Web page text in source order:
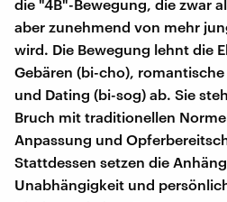
die "4B"-Bewegung, die zwar
aber zunehmend von mehr
wird. Die Bewegung lehnt die
Gebären (bi-cho),
und Dating (bi-sog) ab. Sie
Bruch mit traditionellen
Anpassung und
Stattdessen setzen die
Unabhängigkeit und